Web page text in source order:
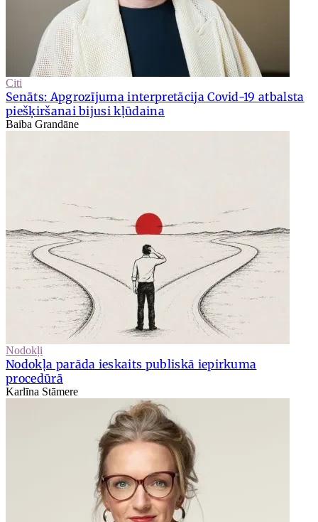
Citi
Senāts: Apgrozījuma interpretācija Covid-19 atbalsta
piešķiršanai bijusi kļūdaina
Baiba Grandāne
Nodokļi
Nodokļa parāda ieskaits publiskā iepirkuma
procedūrā
Karlīna Stāmere